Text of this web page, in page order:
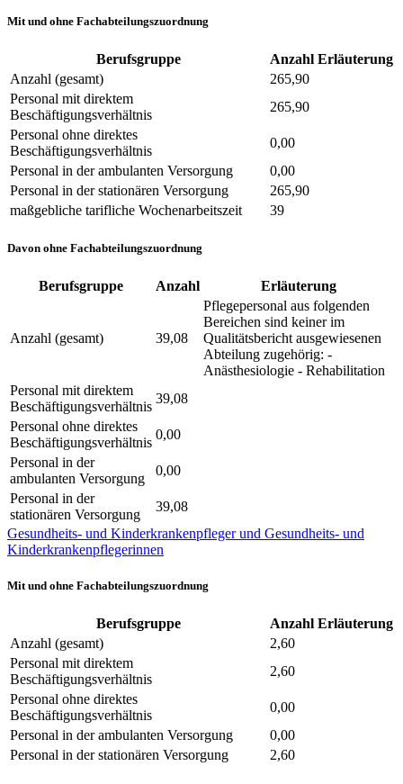
Mit und ohne Fachabteilungszuordnung
Berufsgruppe Anzahl Erläuterung
Anzahl (gesamt)
265,90
Personal mit direktem
Beschäftigungsverhältnis
265,90
Personal ohne direktes
Beschäftigungsverhältnis
0,00
Personal in der ambulanten Versorgung
0,00
Personal in der stationären Versorgung
265,90
maßgebliche tarifliche Wochenarbeitszeit
39
Davon ohne Fachabteilungszuordnung
Berufsgruppe Anzahl Erläuterung
Anzahl (gesamt) 39,08
Pflegepersonal aus folgenden
Bereichen sind keiner im
Qualitätsbericht ausgewiesenen
Abteilung zugehörig: -
Anästhesiologie - Rehabilitation
Personal mit direktem
Beschäftigungsverhältnis
39,08
Personal ohne direktes
Beschäftigungsverhältnis
0,00
Personal in der
ambulanten Versorgung
0,00
Personal in der
stationären Versorgung
39,08
Gesundheits- und Kinderkrankenpfleger und Gesundheits- und
Kinderkrankenpflegerinnen
Mit und ohne Fachabteilungszuordnung
Berufsgruppe Anzahl Erläuterung
Anzahl (gesamt)
2,60
Personal mit direktem
Beschäftigungsverhältnis
2,60
Personal ohne direktes
Beschäftigungsverhältnis
0,00
Personal in der ambulanten Versorgung
0,00
Personal in der stationären Versorgung
2,60